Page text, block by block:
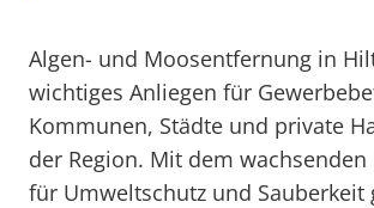
Algen- und Moosentfernung in
wichtiges Anliegen für
Kommunen, Städte und private
der Region. Mit dem wachsenden
für Umweltschutz und Sauberkeit